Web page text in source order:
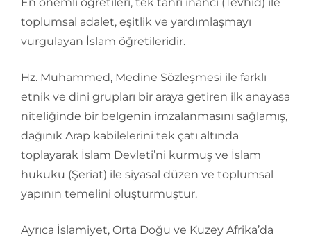
toplumsal adalet, eşitlik ve yardımlaşmayı
vurgulayan İslam öğretileridir.
Hz. Muhammed, Medine Sözleşmesi ile farklı
etnik ve dini grupları bir araya getiren ilk anayasa
niteliğinde bir belgenin imzalanmasını sağlamış,
dağınık Arap kabilelerini tek çatı altında
toplayarak İslam Devleti’ni kurmuş ve İslam
hukuku (Şeriat) ile siyasal düzen ve toplumsal
yapının temelini oluşturmuştur.
Ayrıca İslamiyet, Orta Doğu ve Kuzey Afrika’da